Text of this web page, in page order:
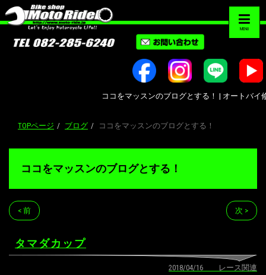
MENU
ココをマッスンのブログとする！ | オートバイ
TOPページ ブログ ココをマッスンのブログとする！
ココをマッスンのブログとする！
< 前 次 >
タマダカップ
2018/04/16 レース関連